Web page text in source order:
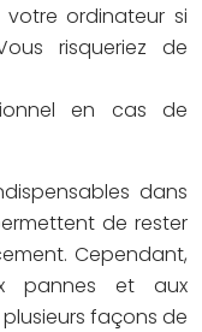
ordinateur si
risqueriez de
en cas de
dans
de rester
Cependant,
pannes et aux
façons de